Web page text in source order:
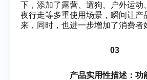
下，添加了露营、遛狗、户外运动
夜行走等多重使用场景，瞬间让产
来，同时，也进一步增加了消费者
03
产品实用性描述：功